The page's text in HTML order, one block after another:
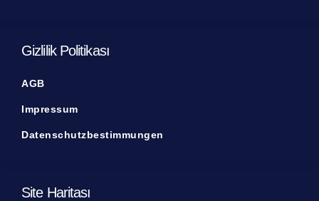
Site Haritası
Gizlilik Politikası
AGB
Impressum
Datenschutzbestimmungen